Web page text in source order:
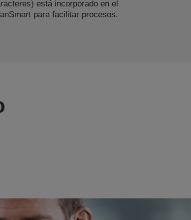
está incorporado en el
para facilitar procesos.